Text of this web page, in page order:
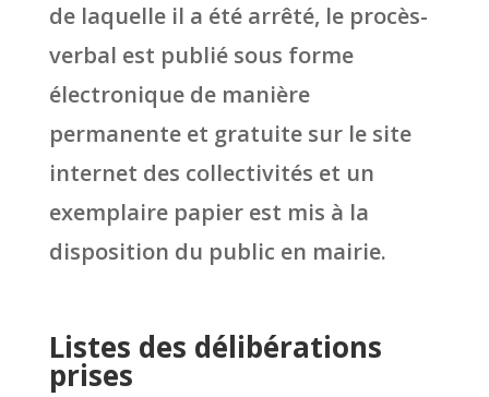
de laquelle il a été arrêté, le procès-
verbal est publié sous forme
électronique de manière
permanente et gratuite sur le site
internet des collectivités et un
exemplaire papier est mis à la
disposition du public en mairie.
Listes des délibérations
prises